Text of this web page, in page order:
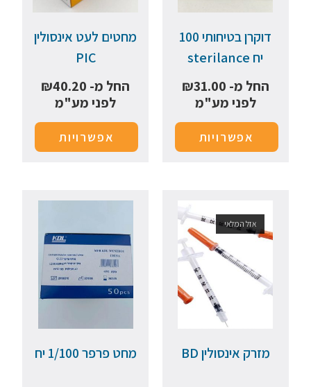
דוקרן בטיחותי 100
יח sterilance
החל מ-
₪31.00
לפני מע"מ
אפשרויות
מחטים לעט אינסולין
PIC
החל מ-
₪40.20
לפני מע"מ
אפשרויות
אזל המלאי
מזרק אינסולין BD מחט פרפר 1/100 יח